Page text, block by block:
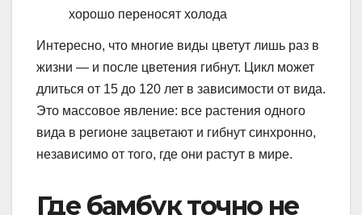
хорошо переносят холода
Интересно, что многие виды цветут лишь раз в
жизни — и после цветения гибнут. Цикл может
длиться от 15 до 120 лет в зависимости от вида.
Это массовое явление: все растения одного
вида в регионе зацветают и гибнут синхронно,
независимо от того, где они растут в мире.
Где бамбук точно не